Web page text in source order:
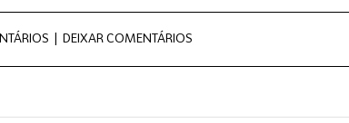
| DEIXAR COMENTÁRIOS